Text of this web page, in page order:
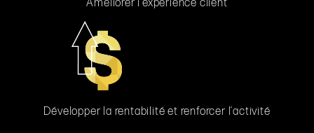
Améliorer l’expérience client
Développer la rentabilité et renforcer l’activité